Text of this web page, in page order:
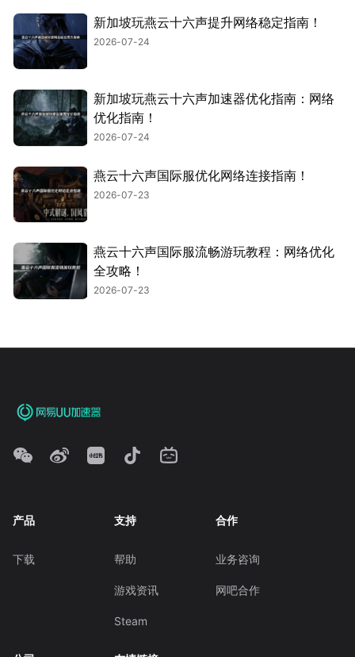
新加坡玩燕云十六声提升网络稳定指南！
2026-07-24
新加坡玩燕云十六声加速器优化指南：网络
优化指南！
2026-07-24
燕云十六声国际服优化网络连接指南！
2026-07-23
燕云十六声国际服流畅游玩教程：网络优化
全攻略！
2026-07-23
产品
下载
支持
帮助
游戏资讯
Steam
合作
业务咨询
网吧合作